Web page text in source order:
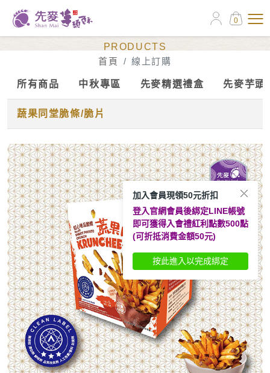
0
PRODUCTS
首頁
線上訂購
所有商品 中秋專區 先麥精選禮盒 先麥芋頭
蔬果同堂脆條/脆片
加入會員現領50元折扣
登入官網會員後綁定LINE帳號
即可獲得入會禮紅利點數500點
(可折抵消費金額50元)
按此進入以完成綁定